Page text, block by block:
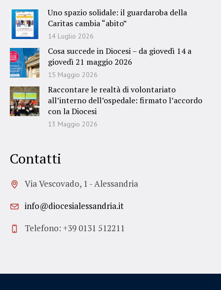
Uno spazio solidale: il guardaroba della
Caritas cambia “abito”
14 Luglio 2026
Cosa succede in Diocesi – da giovedì 14 a
giovedì 21 maggio 2026
15 Maggio 2026
Raccontare le realtà di volontariato
all’interno dell’ospedale: firmato l’accordo
con la Diocesi
13 Maggio 2026
Contatti
Via Vescovado, 1 - Alessandria
info@diocesialessandria.it
Telefono: +39 0131 512211